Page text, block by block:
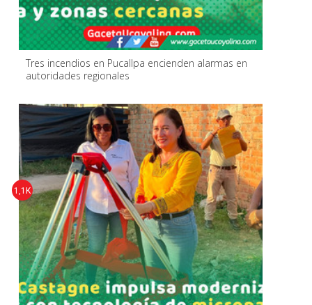
Tres incendios en Pucallpa encienden alarmas en
autoridades regionales
1,1K